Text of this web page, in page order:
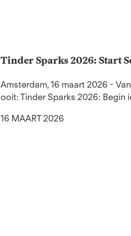
Tinder Sparks 2026: Start
Amsterdam, 16 maart 2026 -
ooit: Tinder Sparks 2026: Begin
16 MAART 2026